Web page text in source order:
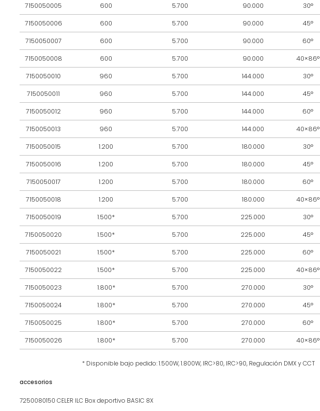
7150050005
600 5.700 90.000 30°
7150050006
600 5.700 90.000 45°
7150050007
600 5.700 90.000 60°
7150050008
600 5.700 90.000 40×86°
7150050010
960 5.700 144.000 30°
7150050011
960 5.700 144.000 45°
7150050012
960 5.700 144.000 60°
7150050013
960 5.700 144.000 40×86°
7150050015
1.200 5.700 180.000 30°
7150050016
1.200 5.700 180.000 45°
7150050017
1.200 5.700 180.000 60°
7150050018
1.200 5.700 180.000 40×86°
7150050019
1.500* 5.700 225.000 30°
7150050020
1.500* 5.700 225.000 45°
7150050021
1.500* 5.700 225.000 60°
7150050022
1.500* 5.700 225.000 40×86°
7150050023
1.800* 5.700 270.000 30°
7150050024
1.800* 5.700 270.000 45°
7150050025
1.800* 5.700 270.000 60°
7150050026
1.800* 5.700 270.000 40×86°
* Disponible bajo pedido: 1.500W, 1.800W, IRC>80, IRC>90, Regulación DMX y CCT
accesorios
7250080150 CELER ILC Box deportivo BASIC 8X